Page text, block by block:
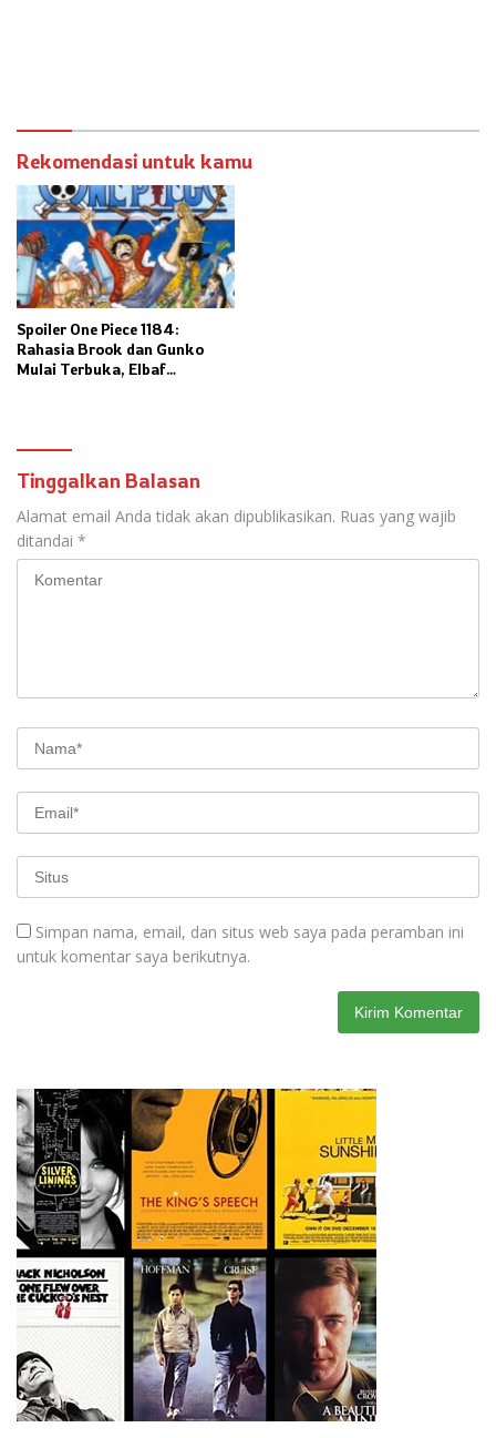
Rekomendasi untuk kamu
Spoiler One Piece 1184:
Rahasia Brook dan Gunko
Mulai Terbuka, Elbaf
Tinggalkan Balasan
Alamat email Anda tidak akan dipublikasikan. Ruas yang wajib
ditandai *
Simpan nama, email, dan situs web saya pada peramban ini
untuk komentar saya berikutnya.